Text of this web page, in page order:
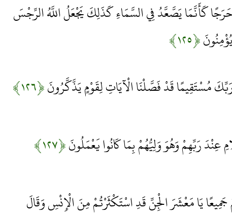
كَأَنَّمَا يَصَّعَّدُ فِي السَّمَاءِ كَذَلِكَ يَجْعَلُ اللَّهُ الرِّجْسَ
﴿۱۲۵﴾
مُسْتَقِيمًا قَدْ فَصَّلْنَا الْآيَاتِ لِقَوْمٍ يَذَّكَّرُونَ﴿۱۲۶﴾
عِنْدَ رَبِّهِمْ وَهُوَ وَلِيُّهُمْ بِمَا كَانُوا يَعْمَلُونَ﴿۱۲۷﴾
يَا مَعْشَرَ الْجِنِّ قَدِ اسْتَكْثَرْتُمْ مِنَ الْإِنْسِ وَقَالَ